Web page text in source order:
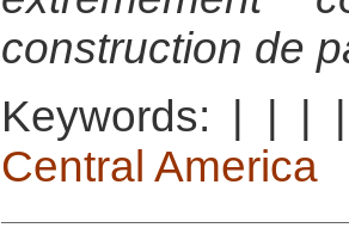
construction de
Keywords:
Central America